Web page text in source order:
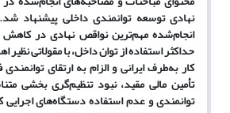
نهادی توسعه توانمندی داخلی پیشنهاد
انجام‌شده مهم‌ترین نواقص نهادی در کاهش
حداکثر استفاده از توان داخل، با مقولاتی
کار به‌طرف ایرانی و الزام به ارتقای توانمندی
تأمین مالی مقید، نبود تنظیم‌گری بخشی
توانمندی و عدم استفاده دستگاه‌های